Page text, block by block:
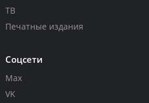
ТВ
Печатные издания
Соцсети
Max
VK